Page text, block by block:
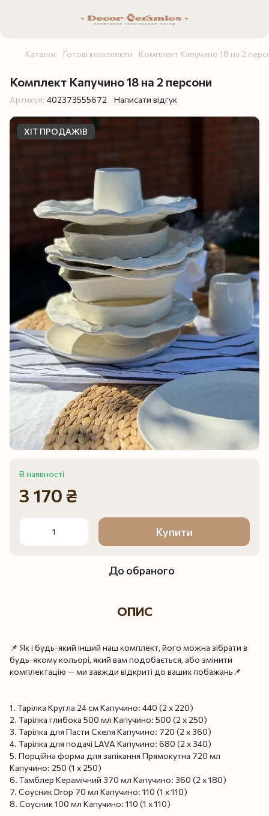
Каталог Готові комплекти Комплект Капучино 18 на 2
Комплект Капучино 18 на 2 персони
Артикул: 402373555672 Написати відгук
ХІТ ПРОДАЖІВ
В наявності
3 170 ₴
Купити
До обраного
ОПИС
📌 Як і будь-який інший наш комплект, його можна зібрати в
будь-якому кольорі, який вам подобається, або змінити
комплектацію — ми завжди відкриті до ваших побажань📌
1. Тарілка Кругла 24 см Капучино: 440 (2 x 220)
2. Тарілка глибока 500 мл Капучино: 500 (2 x 250)
3. Тарілка для Пасти Скеля Капучино: 720 (2 x 360)
4. Тарілка для подачі LAVA Капучино: 680 (2 x 340)
5. Порційна форма для запікання Прямокутна 720 мл
Капучино: 250 (1 x 250)
6. Тамблер Керамічний 370 мл Капучино: 360 (2 x 180)
7. Соусник Drop 70 мл Капучино: 110 (1 x 110)
8. Соусник 100 мл Капучино: 110 (1 x 110)